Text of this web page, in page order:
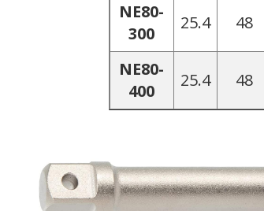
NE80-
300
25.4 48
NE80-
400
25.4 48